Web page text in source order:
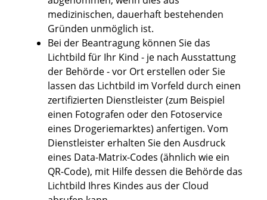
medizinischen, dauerhaft bestehenden
Gründen unmöglich ist.
Bei der Beantragung können Sie das
Lichtbild für Ihr Kind - je nach Ausstattung
der Behörde - vor Ort erstellen oder Sie
lassen das Lichtbild im Vorfeld durch einen
zertifizierten Dienstleister (zum Beispiel
einen Fotografen oder den Fotoservice
eines Drogeriemarktes) anfertigen. Vom
Dienstleister erhalten Sie den Ausdruck
eines Data-Matrix-Codes (ähnlich wie ein
QR-Code), mit Hilfe dessen die Behörde das
Lichtbild Ihres Kindes aus der Cloud